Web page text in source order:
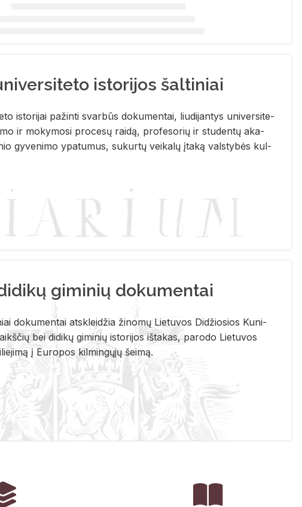
istorijos šaltiniai
is­to­ri­jai pa­žin­ti svar­būs do­ku­men­tai, liu­di­jan­tys uni­ver­si­te­
ir mo­ky­mo­si pro­ce­sų rai­dą, pro­fe­so­rių ir stu­den­tų aka­
gy­ve­ni­mo ypa­tu­mus, su­kur­tų vei­ka­lų įta­ką vals­ty­bės kul­
giminių dokumentai
do­ku­men­tai at­sklei­džia ži­no­mų Lie­tu­vos Di­džio­sios Ku­ni­
bei di­di­kų gi­mi­nių is­to­ri­jos iš­ta­kas, pa­ro­do Lie­tu­vos
į Eu­ro­pos kil­min­gų­jų šei­mą.